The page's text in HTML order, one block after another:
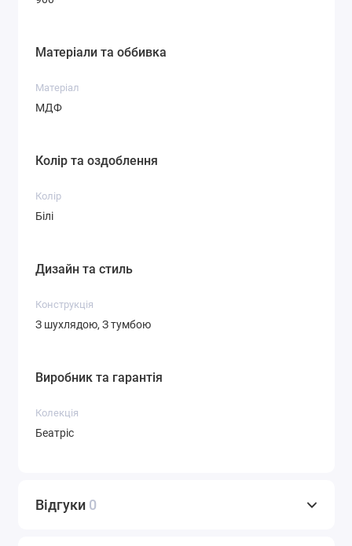
Матеріали та оббивка
Матеріал
МДФ
Колір та оздоблення
Колір
Білі
Дизайн та стиль
Конструкція
З шухлядою, З тумбою
Виробник та гарантія
Колекція
Беатріс
Відгуки 0